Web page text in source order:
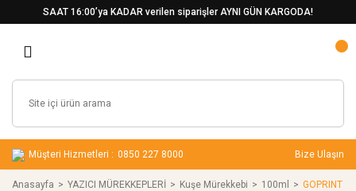
SAAT 16:00’ya KADAR verilen siparişler AYNI GÜN KARGODA!
Müşteri Hizmetleri : 0850 227 8000 Bize Ulaşın
Anasayfa YAZICI MÜREKKEPLERİ Kuşe Mürekkebi 100ml GOPRINT